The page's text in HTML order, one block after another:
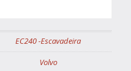
EC240 -Escavadeira
Volvo